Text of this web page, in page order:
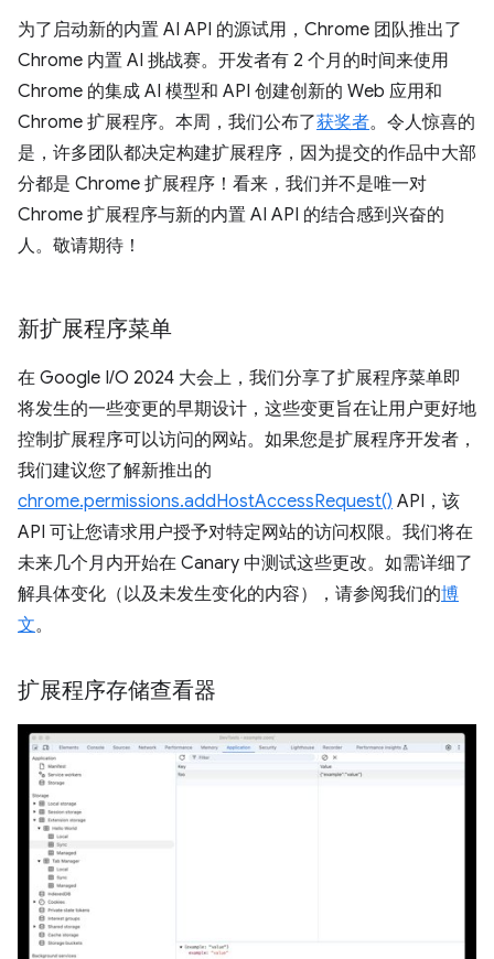
为了启动新的内置 AI API 的源试用，Chrome 团队推出了
Chrome 内置 AI 挑战赛。开发者有 2 个月的时间来使用
Chrome 的集成 AI 模型和 API 创建创新的 Web 应用和
Chrome 扩展程序。本周，我们公布了获奖者。令人惊喜的
是，许多团队都决定构建扩展程序，因为提交的作品中大部
分都是 Chrome 扩展程序！看来，我们并不是唯一对
Chrome 扩展程序与新的内置 AI API 的结合感到兴奋的
人。敬请期待！
新扩展程序菜单
在 Google I/O 2024 大会上，我们分享了扩展程序菜单即
将发生的一些变更的早期设计，这些变更旨在让用户更好地
控制扩展程序可以访问的网站。如果您是扩展程序开发者，
我们建议您了解新推出的
chrome.permissions.addHostAccessRequest() API，该
API 可让您请求用户授予对特定网站的访问权限。我们将在
未来几个月内开始在 Canary 中测试这些更改。如需详细了
解具体变化（以及未发生变化的内容），请参阅我们的博
文。
扩展程序存储查看器